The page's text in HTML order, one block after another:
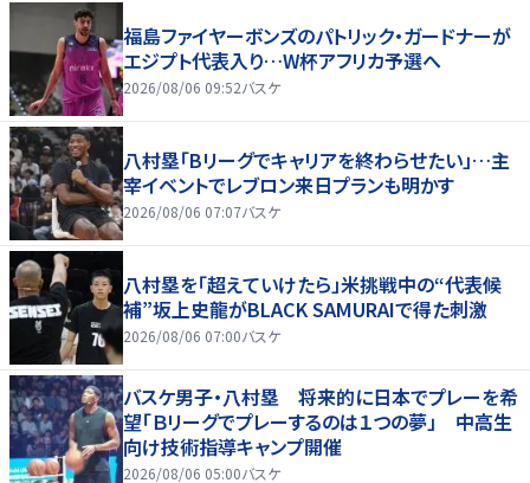
福島ファイヤーボンズのパトリック・ガードナーが
エジプト代表入り…W杯アフリカ予選へ
2026/08/06 09:52バスケ
八村塁「Bリーグでキャリアを終わらせたい」…主
宰イベントでレブロン来日プランも明かす
2026/08/06 07:07バスケ
八村塁を「超えていけたら」米挑戦中の“代表候
補”坂上史龍がBLACK SAMURAIで得た刺激
2026/08/06 07:00バスケ
バスケ男子・八村塁 将来的に日本でプレーを希
望「Ｂリーグでプレーするのは１つの夢」 中高生
向け技術指導キャンプ開催
2026/08/06 05:00バスケ